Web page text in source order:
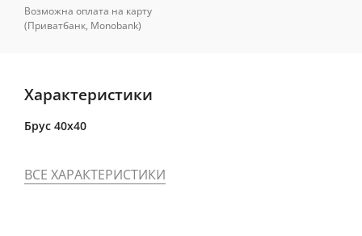
Возможна оплата на карту
(Приватбанк, Monobank)
Характеристики
Брус 40x40
ВСЕ ХАРАКТЕРИСТИКИ